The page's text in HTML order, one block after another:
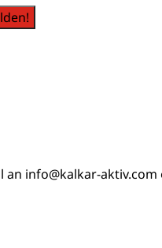
an info@kalkar-aktiv.com